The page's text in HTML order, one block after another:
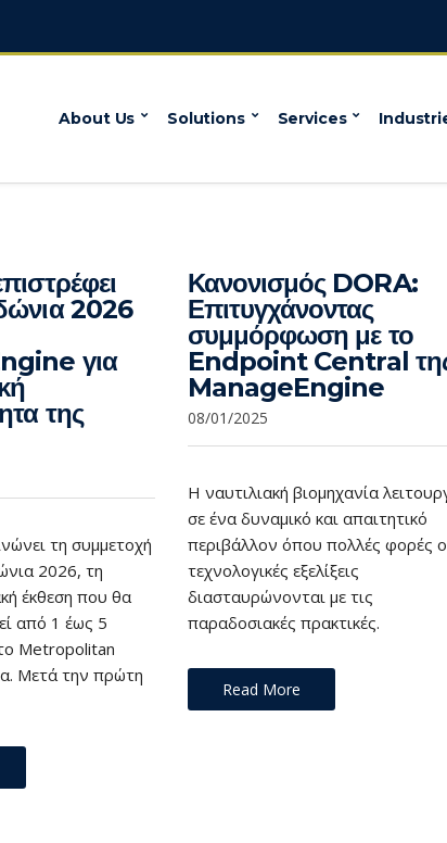
About Us Solutions Services
2026
για
της
τη συμμετοχή
2026, τη
έκθεση που θα
από 1 έως 5
Metropolitan
Μετά την πρώτη
Κανονισμός DORA:
Επιτυγχάνοντας
συμμόρφωση με το
Endpoint Central
ManageEngine
08/01/2025
Η ναυτιλιακή βιομηχανία
σε ένα δυναμικό και απαιτητικό
περιβάλλον όπου πολλές φορές
τεχνολογικές εξελίξεις
διασταυρώνονται με τις
παραδοσιακές πρακτικές.
Read More